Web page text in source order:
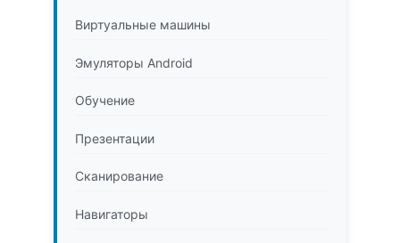
Виртуальные машины
Эмуляторы Android
Обучение
Презентации
Сканирование
Навигаторы